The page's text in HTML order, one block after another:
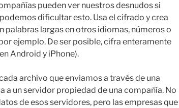
pueden ver nuestros desnudos si
dificultar esto. Usa el cifrado y crea
palabras largas en otros idiomas, números o
ejemplo. De ser posible, cifra enteramente
Android y iPhone).
archivo que enviamos a través de una
a un servidor propiedad de una compañía. No
de esos servidores, pero las empresas que